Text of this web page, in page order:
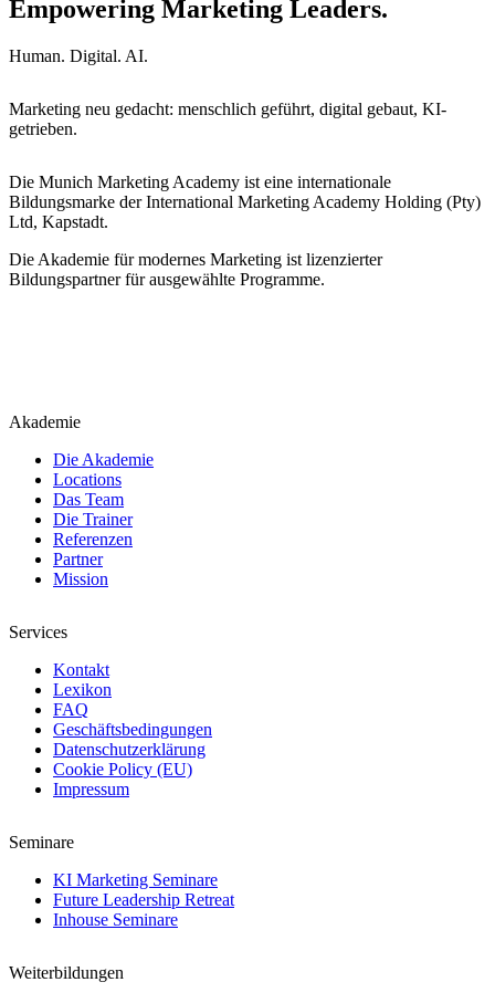
Empowering Marketing Leaders.
Human. Digital. AI.
Marketing neu gedacht: menschlich geführt, digital gebaut, KI-
getrieben.
Die Munich Marketing Academy ist eine internationale
Bildungsmarke der International Marketing Academy Holding (Pty)
Ltd, Kapstadt.
Die Akademie für modernes Marketing ist lizenzierter
Bildungspartner für ausgewählte Programme.
Akademie
Die Akademie
Locations
Das Team
Die Trainer
Referenzen
Partner
Mission
Services
Kontakt
Lexikon
FAQ
Geschäftsbedingungen
Datenschutzerklärung
Cookie Policy (EU)
Impressum
Seminare
KI Marketing Seminare
Future Leadership Retreat
Inhouse Seminare
Weiterbildungen